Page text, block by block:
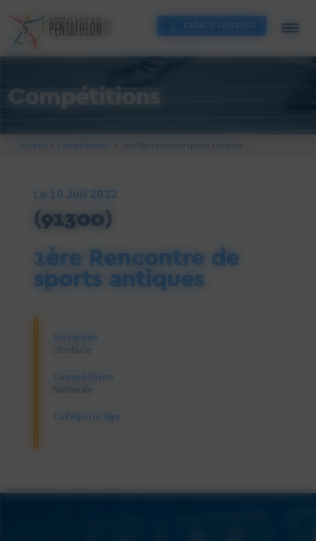
Compétitions
Le 10 Juil 2022
(91300)
1ère Rencontre de
sports antiques
Discipline
Obstacle
Compétition
Nationale